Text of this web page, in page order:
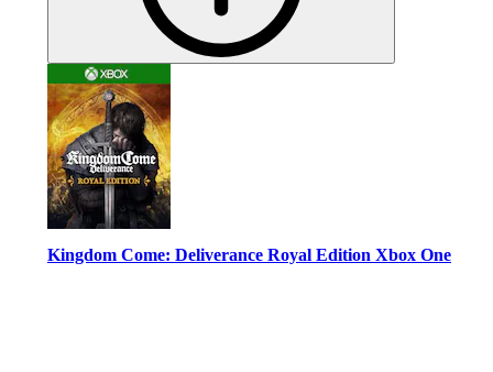
Kingdom Come: Deliverance Royal Edition Xbox One